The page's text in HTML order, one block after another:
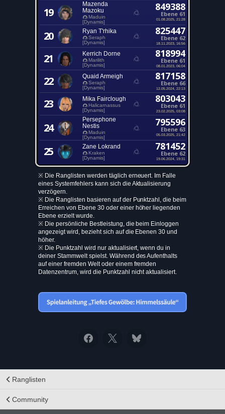
19
Mazenda
Mazoku
Maduin
[Dynamis]
849388
Ebene 61
01.08.2025, 21:28
20 Ryan T'rhika
Seraph
[Dynamis]
825447
Ebene 62
18.11.2023, 16:56
21 Kerrich Dorne
Marilith
[Dynamis]
818994
Ebene 61
08.01.2023, 06:04
22 Quaid Armeigh
Seraph
[Dynamis]
817158
Ebene 66
12.05.2024, 22:13
23 Mika Fairclough
Halicarnassus
[Dynamis]
803043
Ebene 61
23.02.2025, 03:08
24
Persephone
Nestis
Maduin
[Dynamis]
795596
Ebene 63
05.03.2025, 21:42
25 Zane Lokrand
Kraken
[Dynamis]
781452
Ebene 62
19.06.2024, 19:31
※ Die Ranglisten werden täglich erneuert. Im Falle
eines Systemfehlers kann sich die Aktualisierung
verzögern.
※ Die Ranglisten basieren auf der Punktzahl, die beim
Erreichen von Ebene 30 oder einer höher liegenden
Ebene erzielt wurde.
※ Die persönliche Bestleistung, die beim Einloggen
angezeigt wird, bezieht sich auf die Ebenen 30 und
höher.
※ Die Punktzahl wird nur aktualisiert, wenn du in
deiner Stammwelt spielst. Während des Aufenthalts
auf einer fremden Welt oder einem fremden
Datenzentrum, wird die Punktzahl nicht aktualisiert.
Ranglisten
Community